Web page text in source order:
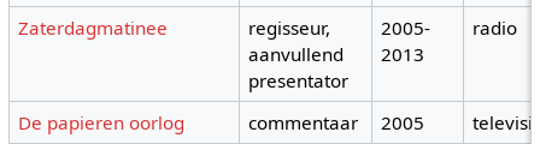
Zaterdagmatinee
regisseur,
aanvullend
presentator
2005-
2013
radio
De papieren oorlog commentaar 2005